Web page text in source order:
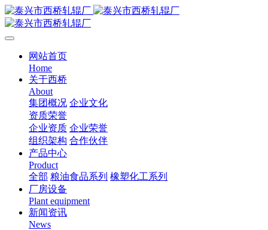
网站首页
Home
关于西桥
About
集团概况 企业文化
资质荣誉
企业资质 企业荣誉
组织架构 合作伙伴
产品中心
Product
全部 粮油食品系列 橡塑化工系列
厂房设备
Plant equipment
新闻资讯
News